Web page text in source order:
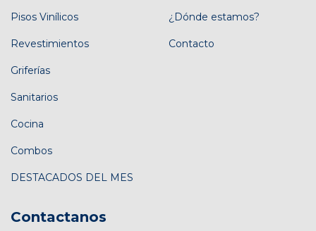
Pisos Vinílicos
Revestimientos
Griferías
Sanitarios
Cocina
Combos
DESTACADOS DEL MES
¿Dónde estamos?
Contacto
Contactanos